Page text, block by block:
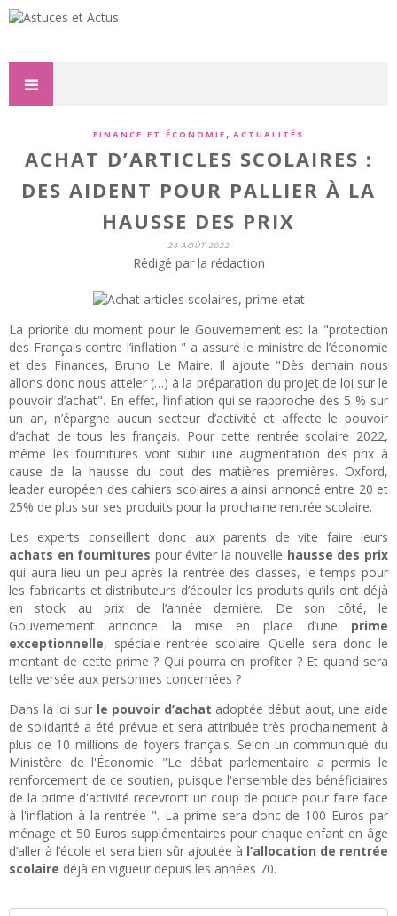
FINANCE ET ÉCONOMIE , ACTUALITÉS
ACHAT D’ARTICLES SCOLAIRES :
DES AIDENT POUR PALLIER À LA
HAUSSE DES PRIX
24 AOÛT 2022
Rédigé par la rédaction
La priorité du moment pour le Gouvernement est la "protection
des Français contre l’inflation " a assuré le ministre de l’économie
et des Finances, Bruno Le Maire. Il ajoute "Dès demain nous
allons donc nous atteler (…) à la préparation du projet de loi sur le
pouvoir d’achat". En effet, l’inflation qui se rapproche des 5 % sur
un an, n’épargne aucun secteur d’activité et affecte le pouvoir
d’achat de tous les français. Pour cette rentrée scolaire 2022,
même les fournitures vont subir une augmentation des prix à
cause de la hausse du cout des matières premières. Oxford,
leader européen des cahiers scolaires a ainsi annoncé entre 20 et
25% de plus sur ses produits pour la prochaine rentrée scolaire.
Les experts conseillent donc aux parents de vite faire leurs
achats en fournitures pour éviter la nouvelle hausse des prix
qui aura lieu un peu après la rentrée des classes, le temps pour
les fabricants et distributeurs d’écouler les produits qu’ils ont déjà
en stock au prix de l’année dernière. De son côté, le
Gouvernement annonce la mise en place d’une prime
exceptionnelle, spéciale rentrée scolaire. Quelle sera donc le
montant de cette prime ? Qui pourra en profiter ? Et quand sera
telle versée aux personnes concernées ?
Dans la loi sur le pouvoir d’achat adoptée début aout, une aide
de solidarité a été prévue et sera attribuée très prochainement à
plus de 10 millions de foyers français. Selon un communiqué du
Ministère de l'Économie "Le débat parlementaire a permis le
renforcement de ce soutien, puisque l'ensemble des bénéficiaires
de la prime d'activité recevront un coup de pouce pour faire face
à l'inflation à la rentrée ". La prime sera donc de 100 Euros par
ménage et 50 Euros supplémentaires pour chaque enfant en âge
d’aller à l’école et sera bien sûr ajoutée à l’allocation de rentrée
scolaire déjà en vigueur depuis les années 70.